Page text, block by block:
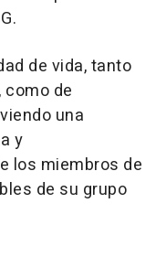
de vida, tanto
de
una
y
los miembros de
de su grupo